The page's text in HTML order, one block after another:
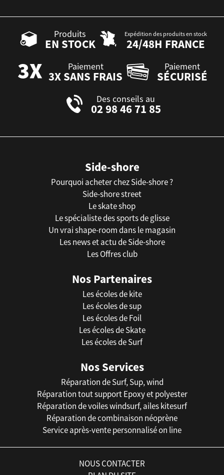
Produits
EN STOCK
Expédition des produits en stock
24/48H FRANCE
Paiement
3X SANS FRAIS
Paiement
SÉCURISÉ
Des conseils au
02 98 46 71 85
Side-shore
Pourquoi acheter chez Side-shore ?
Side-shore street
Le skate shop
Le spécialiste des sports de glisse
Un vrai shape-room dans le magasin
Les news et actu de Side-shore
Les Offres club
Nos Partenaires
Les écoles de kite
Les écoles de sup
Les écoles de Foil
Les écoles de Skate
Les écoles de Surf
Nos Services
Réparation de Surf, Sup, wind
Réparation tout support Epoxy et polyester
Réparation de voiles windsurf, ailes kitesurf
Réparation de combinaison néoprène
Service après-vente personnalisé on line
NOUS CONTACTER